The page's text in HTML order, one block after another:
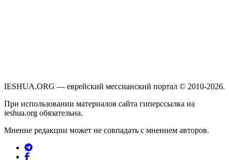
IESHUA.ORG — еврейский мессианский портал © 2010-2026.
При использовании материалов сайта гиперссылка на
ieshua.org обязательна.
Мнение редакции может не совпадать с мнением авторов.